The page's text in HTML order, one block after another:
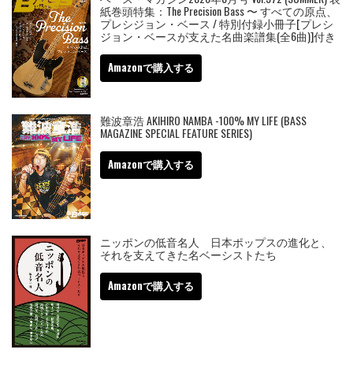
紙巻頭特集：The Precision Bass 〜 すべての原点、
プレシジョン・ベース / 特別付録小冊子[プレシ
ジョン・ベースが支えた名曲楽譜集(全6曲)]付き
Amazonで購入する
難波章浩 AKIHIRO NAMBA -100% MY LIFE (BASS
MAGAZINE SPECIAL FEATURE SERIES)
Amazonで購入する
ニッポンの低音名人 日本ポップスの進化と、
それを支えてきた名ベーシストたち
Amazonで購入する